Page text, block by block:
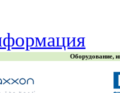
Оборудование,